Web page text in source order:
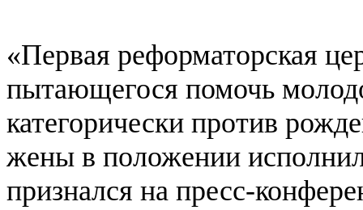
«Первая реформаторская
пытающегося помочь
категорически против
жены в положении
признался на пресс-